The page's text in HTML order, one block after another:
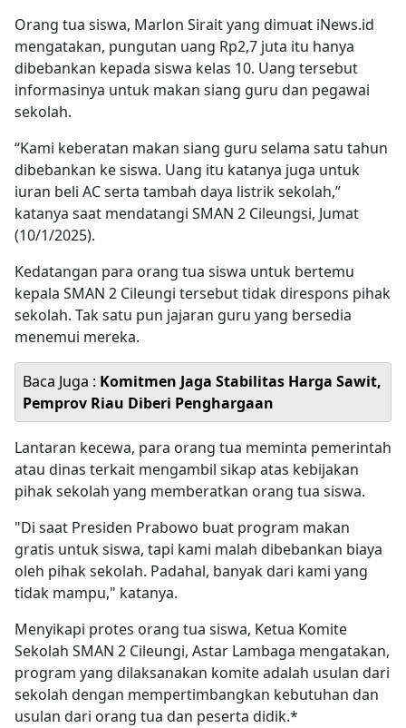
Orang tua siswa, Marlon Sirait yang dimuat iNews.id
mengatakan, pungutan uang Rp2,7 juta itu hanya
dibebankan kepada siswa kelas 10. Uang tersebut
informasinya untuk makan siang guru dan pegawai
sekolah.
“Kami keberatan makan siang guru selama satu tahun
dibebankan ke siswa. Uang itu katanya juga untuk
iuran beli AC serta tambah daya listrik sekolah,”
katanya saat mendatangi SMAN 2 Cileungsi, Jumat
(10/1/2025).
Kedatangan para orang tua siswa untuk bertemu
kepala SMAN 2 Cileungi tersebut tidak direspons pihak
sekolah. Tak satu pun jajaran guru yang bersedia
menemui mereka.
Baca Juga : Komitmen Jaga Stabilitas Harga Sawit,
Pemprov Riau Diberi Penghargaan
Lantaran kecewa, para orang tua meminta pemerintah
atau dinas terkait mengambil sikap atas kebijakan
pihak sekolah yang memberatkan orang tua siswa.
"Di saat Presiden Prabowo buat program makan
gratis untuk siswa, tapi kami malah dibebankan biaya
oleh pihak sekolah. Padahal, banyak dari kami yang
tidak mampu," katanya.
Menyikapi protes orang tua siswa, Ketua Komite
Sekolah SMAN 2 Cileungi, Astar Lambaga mengatakan,
program yang dilaksanakan komite adalah usulan dari
sekolah dengan mempertimbangkan kebutuhan dan
usulan dari orang tua dan peserta didik.*